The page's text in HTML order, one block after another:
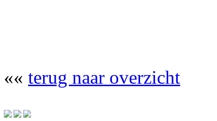
«« terug naar overzicht